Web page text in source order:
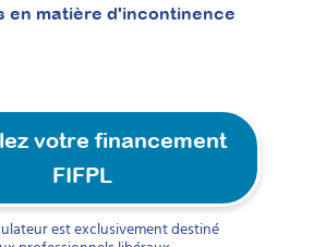
en matière d'incontinence
votre financement
FIFPL
est exclusivement destiné